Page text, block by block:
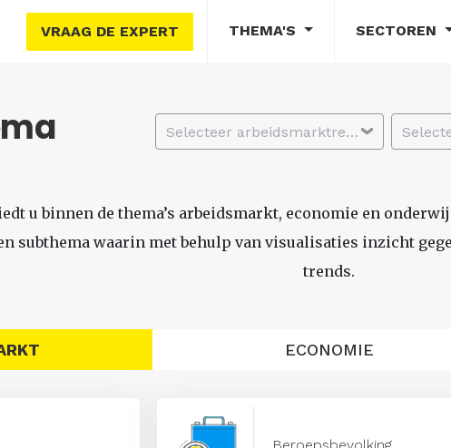
VRAAG DE EXPERT THEMA'S SECTOREN
Selecteer arbeidsmarktregio
u binnen de thema’s arbeidsmarkt, economie en
subthema waarin met behulp van visualisaties inzicht
trends.
ECONOMIE
Beroepsbevolking